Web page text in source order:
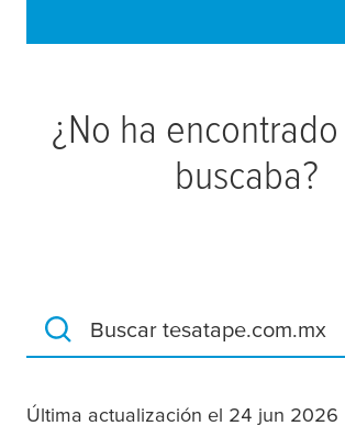
¿No ha
buscaba?
Buscar tesatape.com.mx
Última actualización el 24 jun 2026